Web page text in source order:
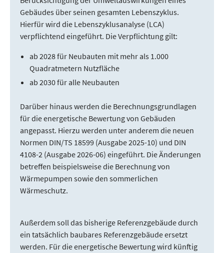
Gebäudes über seinen gesamten Lebenszyklus.
Hierfür wird die Lebenszyklusanalyse (LCA)
verpflichtend eingeführt. Die Verpflichtung gilt:
ab 2028 für Neubauten mit mehr als 1.000
Quadratmetern Nutzfläche
ab 2030 für alle Neubauten
Darüber hinaus werden die Berechnungsgrundlagen
für die energetische Bewertung von Gebäuden
angepasst. Hierzu werden unter anderem die neuen
Normen DIN/TS 18599 (Ausgabe 2025-10) und DIN
4108-2 (Ausgabe 2026-06) eingeführt. Die Änderungen
betreffen beispielsweise die Berechnung von
Wärmepumpen sowie den sommerlichen
Wärmeschutz.
Außerdem soll das bisherige Referenzgebäude durch
ein tatsächlich baubares Referenzgebäude ersetzt
werden. Für die energetische Bewertung wird künftig